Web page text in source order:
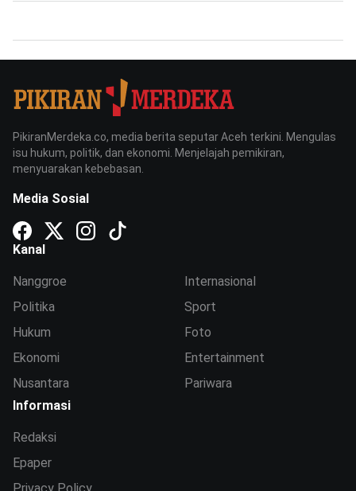
PikiranMerdeka.co, media berita seputar Aceh terkini. Mengulas
isu hukum, politik, dan ekonomi. Menjelajah pemikiran,
menyuarakan kebebasan.
Media Sosial
Kanal
Nanggroe
Politika
Hukum
Ekonomi
Nusantara
Internasional
Sport
Foto
Entertainment
Pariwara
Informasi
Redaksi
Epaper